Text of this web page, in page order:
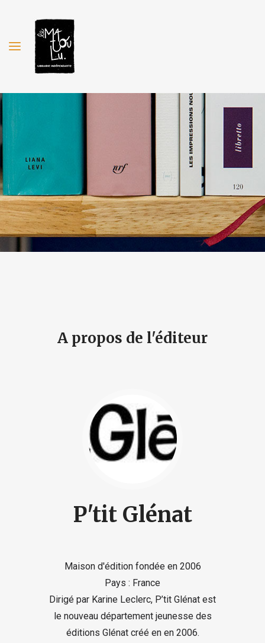
A propos de l'éditeur
P'tit Glénat
Maison d'édition fondée en 2006
Pays : France
Dirigé par Karine Leclerc, P’tit Glénat est
le nouveau département jeunesse des
éditions Glénat créé en en 2006.